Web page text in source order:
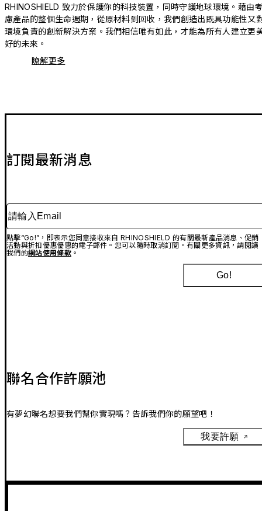
RHINOSHIELD 致力於保護你的科技裝置，同時守護地球環境。藉由
慮產品的整個生命週期，從原材料到回收，我們創造出既具功能性又
環境負責的創新解決方案。我們相信唯有如此，才能為所有人建立更
好的未來。
瞭解更多
訂閱最新消息
請輸入Email
點擊“Go!”，即表示您同意接收來自 RHINOSHIELD 的有關最新產品消息、促銷
活動與折扣優惠優惠的電子郵件。您可以隨時取消訂閱。有關更多資訊，請閱讀
我們的網站使用條款。
Go!
聯名合作許願池
有夢幻聯名想要我們幫你實現嗎？告訴我們你的願望吧！
我要許願